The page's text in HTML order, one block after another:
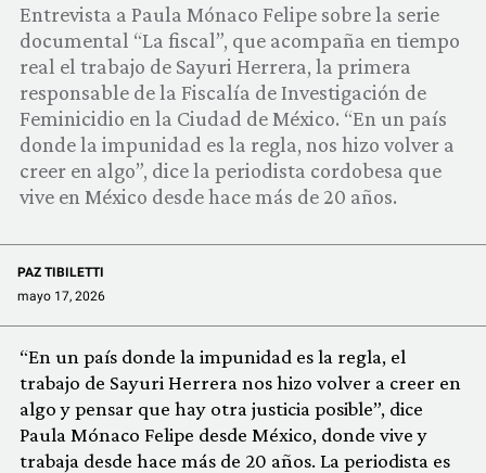
Entrevista a Paula Mónaco Felipe sobre la serie
documental “La fiscal”, que acompaña en tiempo
real el trabajo de Sayuri Herrera, la primera
responsable de la Fiscalía de Investigación de
Feminicidio en la Ciudad de México. “En un país
donde la impunidad es la regla, nos hizo volver a
creer en algo”, dice la periodista cordobesa que
vive en México desde hace más de 20 años.
PAZ TIBILETTI
mayo 17, 2026
“En un país donde la impunidad es la regla, el
trabajo de Sayuri Herrera nos hizo volver a creer en
algo y pensar que hay otra justicia posible”, dice
Paula Mónaco Felipe desde México, donde vive y
trabaja desde hace más de 20 años. La periodista es